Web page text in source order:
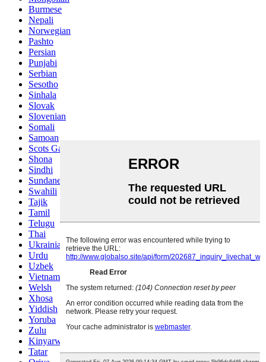
Burmese
Nepali
Norwegian
Pashto
Persian
Punjabi
Serbian
Sesotho
Sinhala
Slovak
Slovenian
Somali
Samoan
Scots Gaelic
Shona
Sindhi
Sundanese
Swahili
Tajik
Tamil
Telugu
Thai
Ukrainian
Urdu
Uzbek
Vietnamese
Welsh
Xhosa
Yiddish
Yoruba
Zulu
Kinyarwanda
Tatar